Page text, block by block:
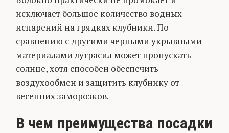
исключает большое количество водных
испарений на грядках клубники. По
сравнению с другими черными укрывными
материалами лутрасил может пропускать
солнце, хотя способен обеспечить
воздухообмен и защитить клубнику от
весенних заморозков.
В чем преимущества посадки